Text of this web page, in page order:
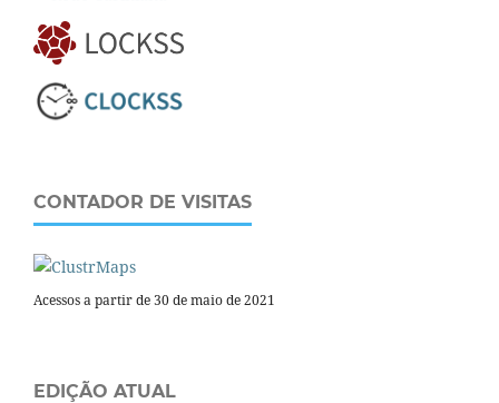
CONTADOR DE VISITAS
Acessos a partir de 30 de maio de 2021
EDIÇÃO ATUAL